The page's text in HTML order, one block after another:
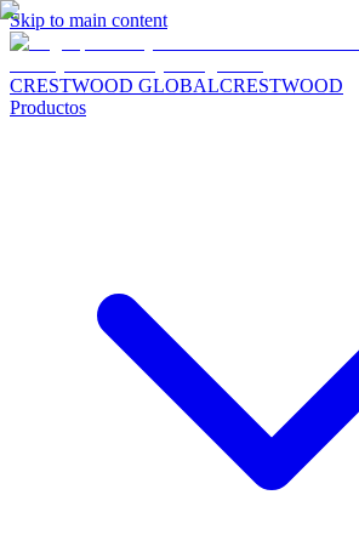
Skip to main content
CRESTWOOD GLOBALCRESTWOOD
Productos